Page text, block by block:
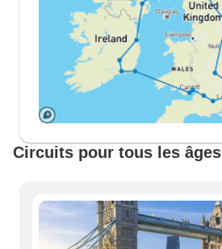
Circuits pour tous les âges